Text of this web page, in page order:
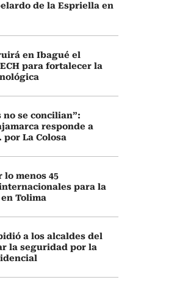
de la Espriella en
en Ibagué el
para fortalecer la
no se concilian”:
responde a
por La Colosa
lo menos 45
para la
Tolima
a los alcaldes del
la seguridad por la